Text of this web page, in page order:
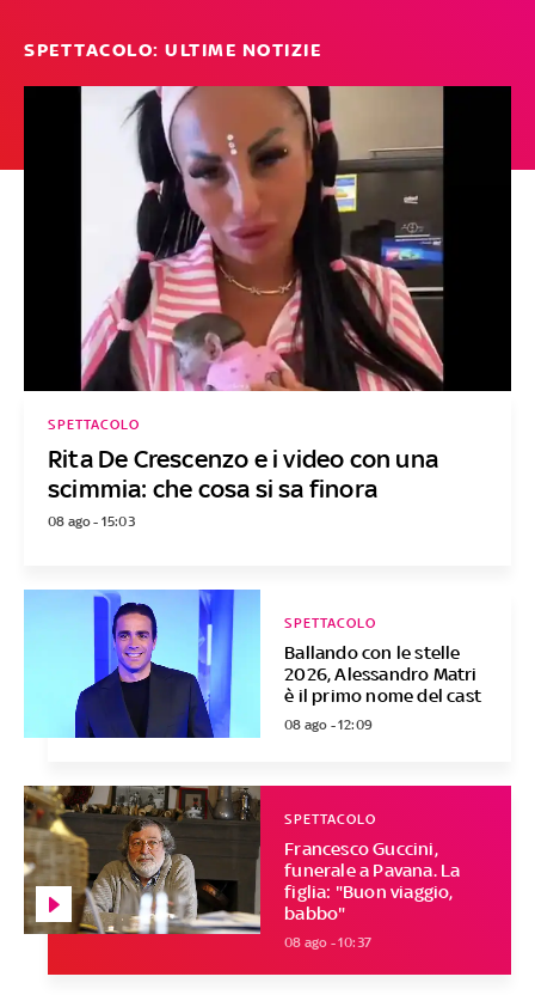
SPETTACOLO: ULTIME NOTIZIE
Rita De Crescenzo e i video con una
scimmia: che cosa si sa finora
SPETTACOLO
08 ago - 15:03
Ballando con le stelle
2026, Alessandro Matri
è il primo nome del cast
SPETTACOLO
08 ago - 12:09
Francesco Guccini,
funerale a Pavana. La
figlia: "Buon viaggio,
babbo"
SPETTACOLO
08 ago - 10:37